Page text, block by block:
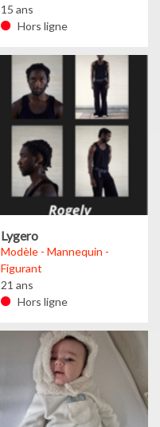
15 ans
Hors ligne
Lygero
Modèle - Mannequin -
Figurant
21 ans
Hors ligne